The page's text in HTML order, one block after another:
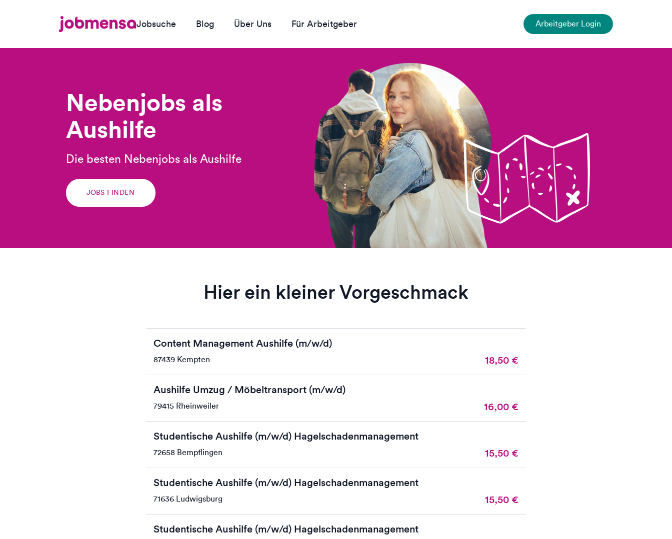
Jobsuche Blog Über Uns Für Arbeitgeber Arbeitgeber Login
Nebenjobs als
Aushilfe
Die besten Nebenjobs als Aushilfe
JOBS FINDEN
Hier ein kleiner Vorgeschmack
Content Management Aushilfe (m/w/d)
87439 Kempten 18,50€
Aushilfe Umzug / Möbeltransport (m/w/d)
79415 Rheinweiler 16,00€
Studentische Aushilfe (m/w/d) Hagelschadenmanagement
72658 Bempflingen 15,50€
Studentische Aushilfe (m/w/d) Hagelschadenmanagement
71636 Ludwigsburg 15,50€
Studentische Aushilfe (m/w/d) Hagelschadenmanagement